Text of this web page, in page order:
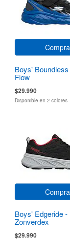
Boys'
Flow
$29.990
Disponible en 2 colores
Boys' Edgeride -
Zonverdex
$29.990